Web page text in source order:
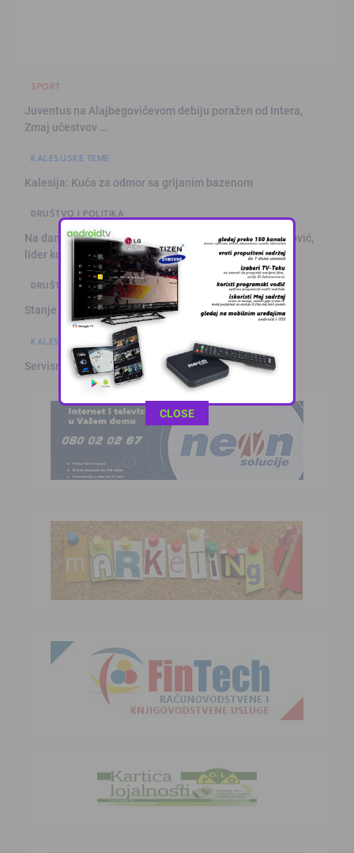
SPORT
Juventus na Alajbegovićevom debiju poražen od Intera,
Zmaj učestvov …
KALESIJSKE TEME
Kalesija: Kuća za odmor sa grijanim bazenom
DRUŠTVO I POLITIKA
Na današnji dan prije 101. godine rođen Alija Izetbegović,
lider ko …
DRUŠTVO I POLITIKA
Stanje na putevima
KALESIJSKE TEME
Servisne informacije iz Kalesije (8.8.2026.)
This popup will close in:
CLOSE